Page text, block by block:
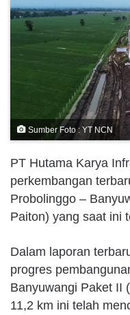
Sumber Foto : YT NCN
PT Hutama Karya
perkembangan
Probolinggo –
Paiton) yang saat ini
Dalam laporan
progres
Banyuwangi Paket II
11,2 km ini telah